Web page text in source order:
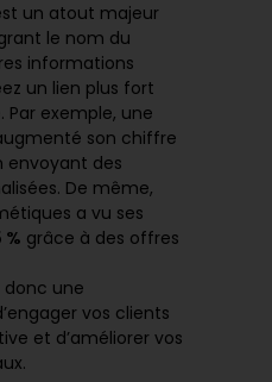
un atout majeur
le nom du
informations
un lien plus fort
exemple, une
son chiffre
envoyant des
De même,
a vu ses
% grâce à des offres
donc une
vos clients
et d’améliorer vos